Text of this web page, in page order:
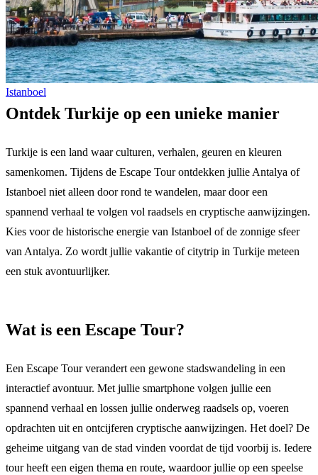
Istanboel
Ontdek Turkije op een unieke manier
Turkije is een land waar culturen, verhalen, geuren en kleuren
samenkomen. Tijdens de Escape Tour ontdekken jullie Antalya of
Istanboel niet alleen door rond te wandelen, maar door een
spannend verhaal te volgen vol raadsels en cryptische aanwijzingen.
Kies voor de historische energie van Istanboel of de zonnige sfeer
van Antalya. Zo wordt jullie vakantie of citytrip in Turkije meteen
een stuk avontuurlijker.
Wat is een Escape Tour?
Een Escape Tour verandert een gewone stadswandeling in een
interactief avontuur. Met jullie smartphone volgen jullie een
spannend verhaal en lossen jullie onderweg raadsels op, voeren
opdrachten uit en ontcijferen cryptische aanwijzingen. Het doel? De
geheime uitgang van de stad vinden voordat de tijd voorbij is. Iedere
tour heeft een eigen thema en route, waardoor jullie op een speelse